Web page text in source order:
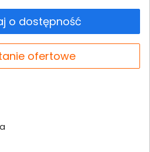
o dostępność
ofertowe